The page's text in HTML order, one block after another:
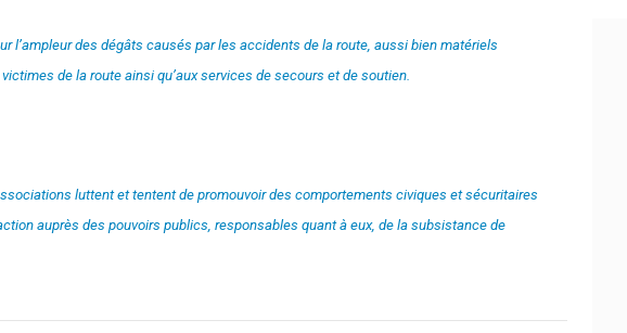
l’ampleur des dégâts causés par les accidents de la route, aussi bien matériels
de la route ainsi qu’aux services de secours et de soutien.
luttent et tentent de promouvoir des comportements civiques et sécuritaires
auprès des pouvoirs publics, responsables quant à eux, de la subsistance de